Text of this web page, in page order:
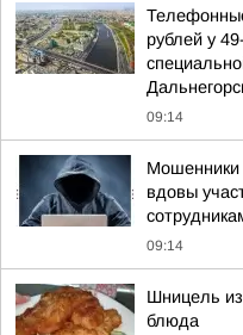
рублей у
09:14
Мошенники
вдовы
09:14
Шницель
блюда